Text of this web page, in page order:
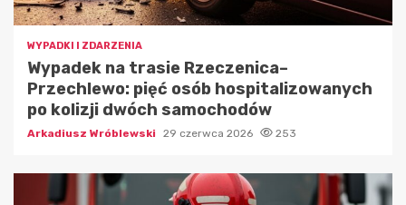
WYPADKI I ZDARZENIA
Wypadek na trasie Rzeczenica–
Przechlewo: pięć osób hospitalizowanych
po kolizji dwóch samochodów
Arkadiusz Wróblewski 29 czerwca 2026 253